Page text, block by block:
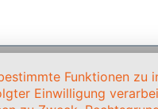
Funktionen zu
Einwilligung